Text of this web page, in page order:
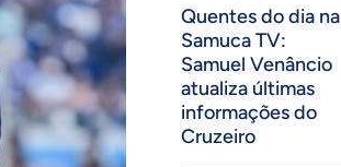
Quentes do dia na
Samuca TV:
Samuel Venâncio
atualiza últimas
informações do
Cruzeiro